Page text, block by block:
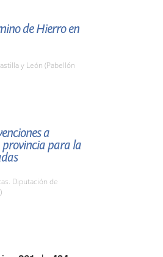
de Hierro en
y León (Pabellón
a
para la
Diputación de